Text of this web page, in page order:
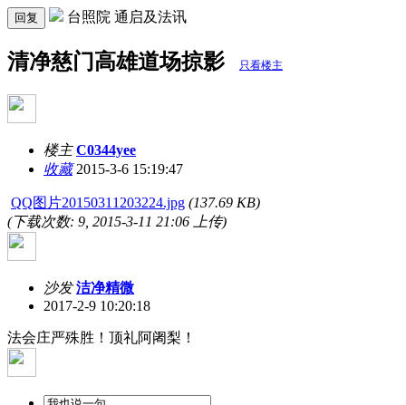
回复 台照院 通启及法讯
清净慈门高雄道场掠影 只看楼主
楼主 C0344yee
收藏2015-3-6 15:19:47
QQ图片20150311203224.jpg (137.69 KB)
(下载次数: 9, 2015-3-11 21:06 上传)
沙发 洁净精微
2017-2-9 10:20:18
法会庄严殊胜！顶礼阿阇梨！